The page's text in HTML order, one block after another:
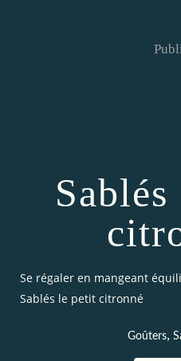
Se régaler en mangeant
Sablés le petit citronné
Goûters,